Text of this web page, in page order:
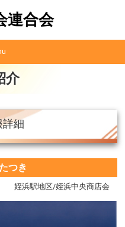
連合会
介
詳細
つき
姪浜駅地区/姪浜中央商店会